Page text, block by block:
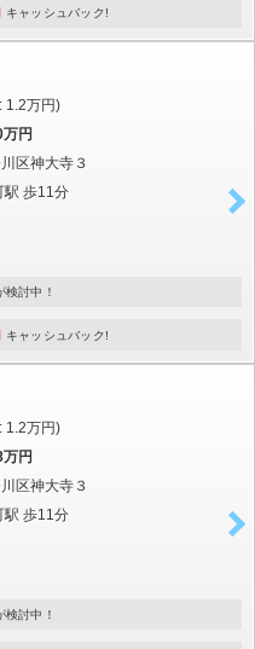
キャッシュバック!
1.2万円)
円
区神大寺３
駅 歩11分
検討中！
キャッシュバック!
1.2万円)
円
区神大寺３
駅 歩11分
検討中！